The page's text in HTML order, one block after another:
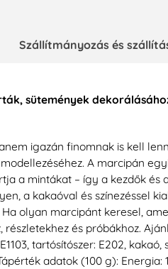
Szállítmányozás és
sütemények
igazán finomnak is kell
A marcipán
a mintákat – így a kezdők
a kakaóval és színezéssel
olyan marcipánt keresel,
és próbákhoz.
tartósítószer: E202, kakaó,
adatok (100 g): Energia: